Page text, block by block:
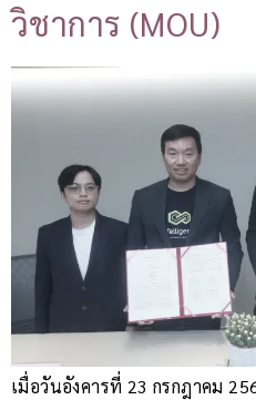
วิชาการ (MOU)
เมื่อวันอังคารที่ 23 กรกฎาคม